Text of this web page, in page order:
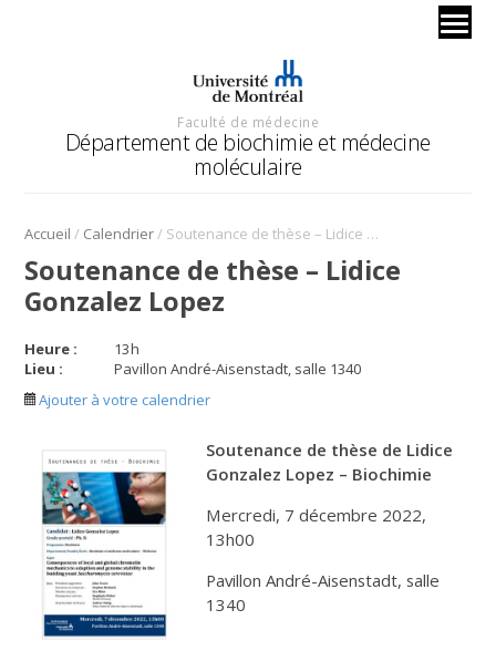
Faculté de médecine
Département de biochimie et médecine
moléculaire
Accueil / Calendrier/ Soutenance de thèse – Lidice Gonzalez Lopez
Soutenance de thèse – Lidice
Gonzalez Lopez
Heure : 13h
Lieu :
Pavillon André-Aisenstadt, salle 1340
Ajouter à votre calendrier
Soutenance de thèse de Lidice
Gonzalez Lopez – Biochimie
Mercredi, 7 décembre 2022,
13h00
Pavillon André-Aisenstadt, salle
1340